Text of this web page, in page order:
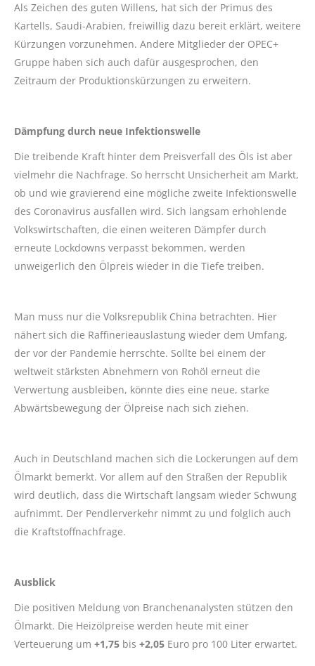
Als Zeichen des guten Willens, hat sich der Primus des
Kartells, Saudi-Arabien, freiwillig dazu bereit erklärt, weitere
Kürzungen vorzunehmen. Andere Mitglieder der OPEC+
Gruppe haben sich auch dafür ausgesprochen, den
Zeitraum der Produktionskürzungen zu erweitern.
Dämpfung durch neue Infektionswelle
Die treibende Kraft hinter dem Preisverfall des Öls ist aber
vielmehr die Nachfrage. So herrscht Unsicherheit am Markt,
ob und wie gravierend eine mögliche zweite Infektionswelle
des Coronavirus ausfallen wird. Sich langsam erhohlende
Volkswirtschaften, die einen weiteren Dämpfer durch
erneute Lockdowns verpasst bekommen, werden
unweigerlich den Ölpreis wieder in die Tiefe treiben.
Man muss nur die Volksrepublik China betrachten. Hier
nähert sich die Raffinerieauslastung wieder dem Umfang,
der vor der Pandemie herrschte. Sollte bei einem der
weltweit stärksten Abnehmern von Rohöl erneut die
Verwertung ausbleiben, könnte dies eine neue, starke
Abwärtsbewegung der Ölpreise nach sich ziehen.
Auch in Deutschland machen sich die Lockerungen auf dem
Ölmarkt bemerkt. Vor allem auf den Straßen der Republik
wird deutlich, dass die Wirtschaft langsam wieder Schwung
aufnimmt. Der Pendlerverkehr nimmt zu und folglich auch
die Kraftstoffnachfrage.
Ausblick
Die positiven Meldung von Branchenanalysten stützen den
Ölmarkt. Die Heizölpreise werden heute mit einer
Verteuerung um +1,75 bis +2,05 Euro pro 100 Liter erwartet.